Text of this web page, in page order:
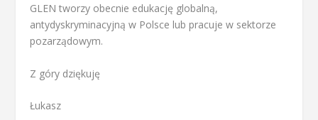
GLEN tworzy obecnie edukację globalną,
antydyskryminacyjną w Polsce lub pracuje w sektorze
pozarządowym.
Z góry dziękuję
Łukasz